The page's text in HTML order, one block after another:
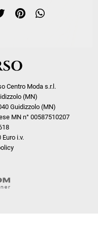
Centro Moda s.r.l.
(MN)
Guidizzolo (MN)
MN n° 00587510207
Euro i.v.